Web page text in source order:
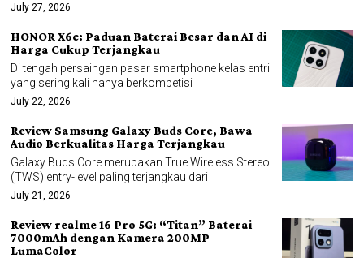
July 27, 2026
HONOR X6c: Paduan Baterai Besar dan AI di
Harga Cukup Terjangkau
Di tengah persaingan pasar smartphone kelas entri
yang sering kali hanya berkompetisi
July 22, 2026
Review Samsung Galaxy Buds Core, Bawa
Audio Berkualitas Harga Terjangkau
Galaxy Buds Core merupakan True Wireless Stereo
(TWS) entry-level paling terjangkau dari
July 21, 2026
Review realme 16 Pro 5G: “Titan” Baterai
7000mAh dengan Kamera 200MP
LumaColor